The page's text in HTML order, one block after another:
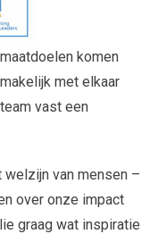
komen
met elkaar
vast een
welzijn van mensen –
over onze impact
graag wat inspiratie